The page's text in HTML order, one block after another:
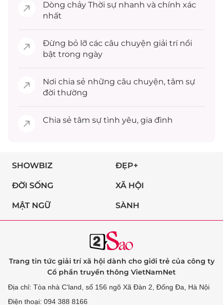
Dòng chảy Thời sự nhanh và chính xác
nhất
Đừng bỏ lỡ các câu chuyện giải trínổi
bật trong ngày
Nơi chia sẻ những câu chuyện, tâm sự
đời thường
Chia sẻ tâm sự tình yêu, gia đình
SHOWBIZ ĐẸP+
ĐỜI SỐNG XÃ HỘI
MẬT NGỮ SÀNH
Trang tin tức giải trí xã hội dành cho giới trẻ của công ty
Cổ phần truyền thông VietNamNet
Địa chỉ: Tòa nhà C’land, số 156 ngõ Xã Đàn 2, Đống Đa, Hà Nội
Điện thoại: 094 388 8166